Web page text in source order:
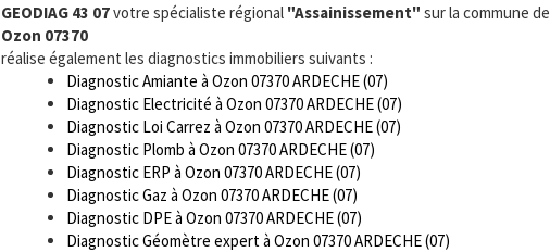
GEODIAG 43 07votre spécialiste régional "Assainissement" sur la commune de
Ozon 07370
réalise également les diagnostics immobiliers suivants :
Diagnostic Amiante à Ozon 07370 ARDECHE (07)
Diagnostic Electricité à Ozon 07370 ARDECHE (07)
Diagnostic Loi Carrez à Ozon 07370 ARDECHE (07)
Diagnostic Plomb à Ozon 07370 ARDECHE (07)
Diagnostic ERP à Ozon 07370 ARDECHE (07)
Diagnostic Gaz à Ozon 07370 ARDECHE (07)
Diagnostic DPE à Ozon 07370 ARDECHE (07)
Diagnostic Géomètre expert à Ozon 07370 ARDECHE (07)